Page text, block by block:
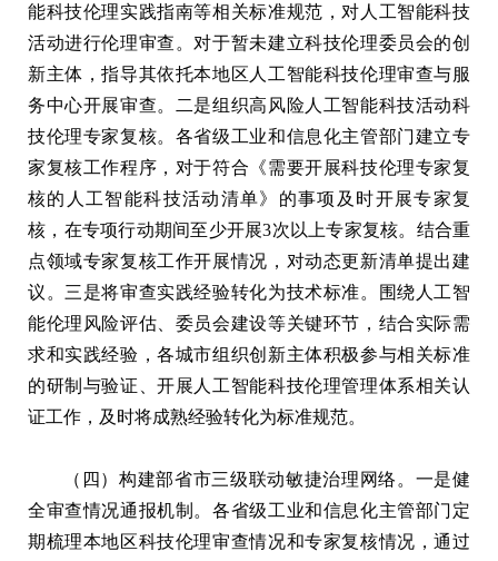
能科技伦理实践指南等相关标准规范，对人工智能科技
活动进行伦理审查。对于暂未建立科技伦理委员会的创
新主体，指导其依托本地区人工智能科技伦理审查与服
务中心开展审查。二是组织高风险人工智能科技活动科
技伦理专家复核。各省级工业和信息化主管部门建立专
家复核工作程序，对于符合《需要开展科技伦理专家复
核的人工智能科技活动清单》的事项及时开展专家复
核，在专项行动期间至少开展3次以上专家复核。结合重
点领域专家复核工作开展情况，对动态更新清单提出建
议。三是将审查实践经验转化为技术标准。围绕人工智
能伦理风险评估、委员会建设等关键环节，结合实际需
求和实践经验，各城市组织创新主体积极参与相关标准
的研制与验证、开展人工智能科技伦理管理体系相关认
证工作，及时将成熟经验转化为标准规范。
（四）构建部省市三级联动敏捷治理网络。一是健
全审查情况通报机制。各省级工业和信息化主管部门定
期梳理本地区科技伦理审查情况和专家复核情况，通过